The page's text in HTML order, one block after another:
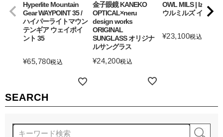
SEARCH
Hyperlite Mountain
Gear WAYPOINT 35 /
ハイパーライトマウン
テンギア ウェイポイ
ント 35
¥65,780税込
金子眼鏡 KANEKO
OPTICAL×neru
design works
ORIGINAL
SUNGLASS オリジナ
ルサングラス
¥24,200税込
OWL MILS | Izanagi
ウルミルズ イザナギ
¥23,100税込